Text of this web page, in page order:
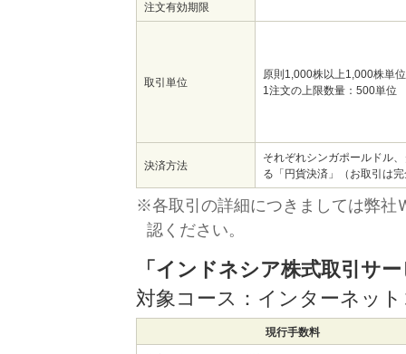
注文有効期限
取引単位
原則1,000株以上1,000株単位
1注文の上限数量：500単位
決済方法
それぞれシンガポールドル
る「円貨決済」（お取引は
※各取引の詳細につきましては弊社
認ください。
「インドネシア株式取引サ
対象コース：インターネッ
現行手数料